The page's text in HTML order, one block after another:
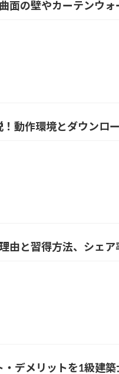
面の壁やカーテンウ
動作環境とダウンロ
由と習得方法、シェア
デメリットを1級建築